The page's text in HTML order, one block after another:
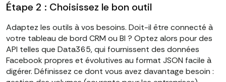
Étape 2 : Choisissez le bon outil
Adaptez les outils à vos besoins. Doit-il être connecté à
votre tableau de bord CRM ou BI ? Optez alors pour des
API telles que Data365, qui fournissent des données
Facebook propres et évolutives au format JSON facile à
digérer. Définissez ce dont vous avez davantage besoin :